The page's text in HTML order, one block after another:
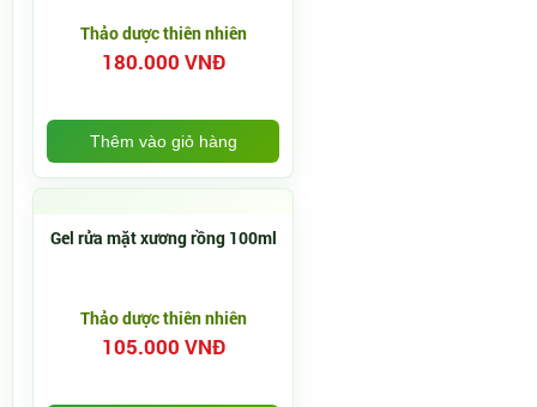
Thảo dược thiên nhiên
180.000 VNĐ
Thêm vào giỏ hàng
Gel rửa mặt xương rồng 100ml
Thảo dược thiên nhiên
105.000 VNĐ